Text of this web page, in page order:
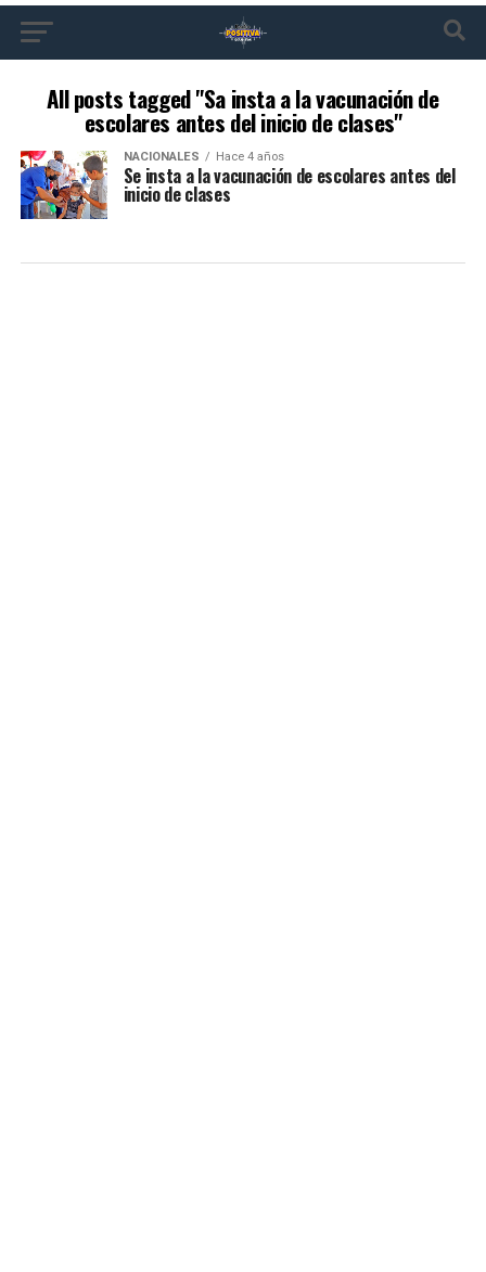
All posts tagged "Sa insta a la vacunación de
escolares antes del inicio de clases"
NACIONALES Hace 4 años
Se insta a la vacunación de escolares antes del
inicio de clases